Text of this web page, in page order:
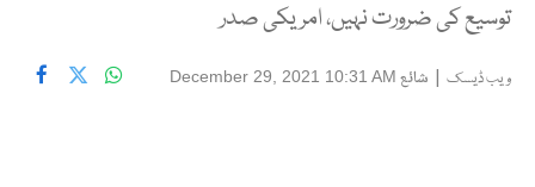
توسیع کی ضرورت نہیں، امریکی صدر
ویب ڈیسک | شائع December 29, 2021 10:31 AM